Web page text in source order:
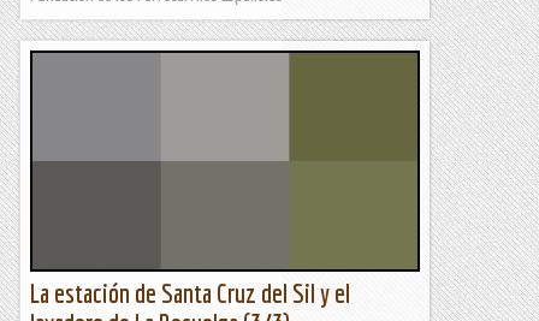
La estación de Santa Cruz del Sil y el